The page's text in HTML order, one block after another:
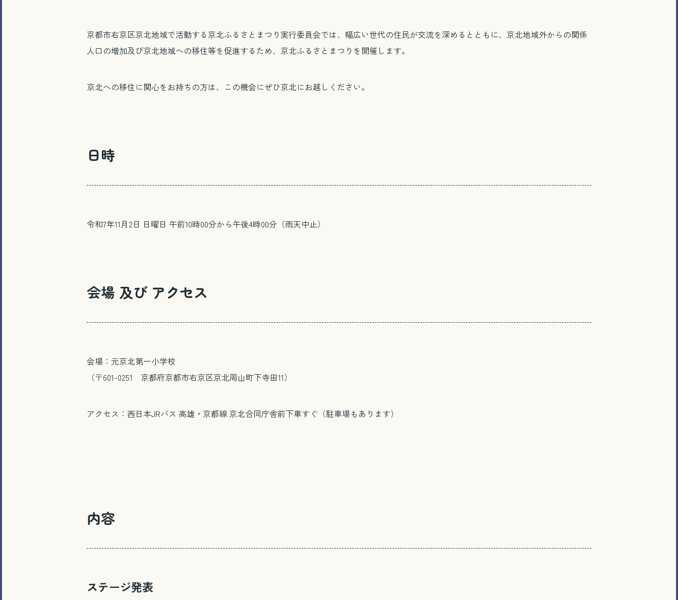
京都市右京区京北地域で活動する京北ふるさとまつり実行委員会では、幅広い世代の住民が交流を深めるとともに、京北地域外からの関係
人口の増加及び京北地域への移住等を促進するため、京北ふるさとまつりを開催します。
京北への移住に関心をお持ちの方は、この機会にぜひ京北にお越しください。
日時
令和7年11月2日 日曜日 午前10時00分から午後4時00分（雨天中止）
会場 及び アクセス
会場：元京北第一小学校
（〒601-0251 京都府京都市右京区京北周山町下寺田11）
アクセス：西日本JRバス 高雄・京都線 京北合同庁舎前下車すぐ（駐車場もあります）
内容
ステージ発表